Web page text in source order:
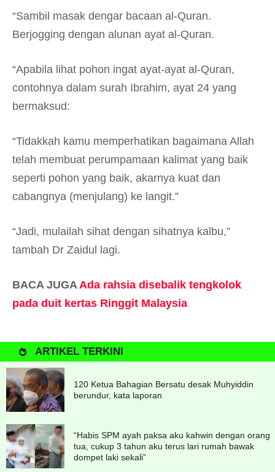
“Sambil masak dengar bacaan al-Quran.
Berjogging dengan alunan ayat al-Quran.
“Apabila lihat pohon ingat ayat-ayat al-Quran,
contohnya dalam surah Ibrahim, ayat 24 yang
bermaksud:
“Tidakkah kamu memperhatikan bagaimana Allah
telah membuat perumpamaan kalimat yang baik
seperti pohon yang baik, akarnya kuat dan
cabangnya (menjulang) ke langit.”
“Jadi, mulailah sihat dengan sihatnya kalbu,”
tambah Dr Zaidul lagi.
BACA JUGAAda rahsia disebalik tengkolok
pada duit kertas Ringgit Malaysia
ARTIKEL TERKINI
120 Ketua Bahagian Bersatu desak Muhyiddin
berundur, kata laporan
“Habis SPM ayah paksa aku kahwin dengan orang
tua, cukup 3 tahun aku terus lari rumah bawak
dompet laki sekali”